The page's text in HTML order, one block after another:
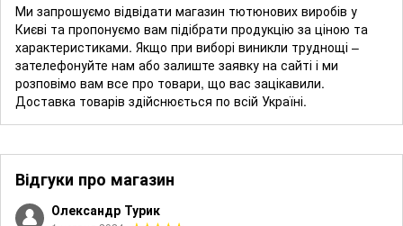
Ми запрошуємо відвідати магазин тютюнових виробів у
Києві та пропонуємо вам підібрати продукцію за ціною та
характеристиками. Якщо при виборі виникли труднощі –
зателефонуйте нам або залиште заявку на сайті і ми
розповімо вам все про товари, що вас зацікавили.
Доставка товарів здійснюється по всій Україні.
Відгуки про магазин
Олександр Турик